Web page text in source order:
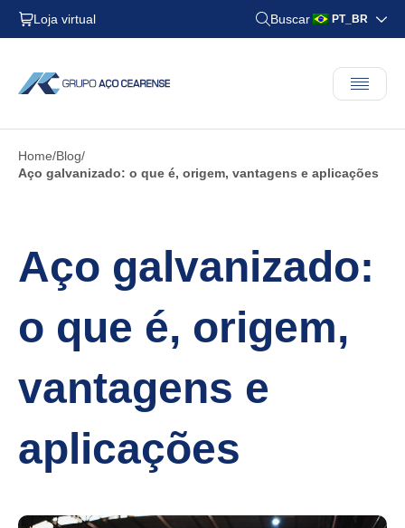
Loja virtual Buscar PT_BR
Home Blog
Aço galvanizado: o que é, origem, vantagens e aplicações
Aço galvanizado:
o que é, origem,
vantagens e
aplicações